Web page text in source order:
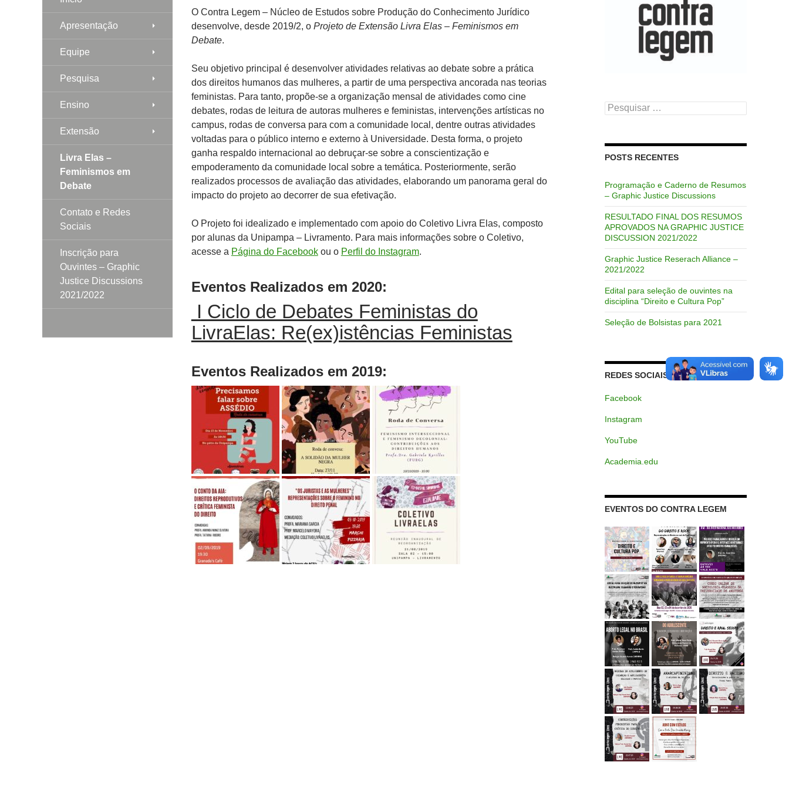
O Contra Legem – Núcleo de Estudos sobre Produção do Conhecimento Jurídico
desenvolve, desde 2019/2, o Projeto de Extensão Livra Elas – Feminismos em
Debate.
Seu objetivo principal é desenvolver atividades relativas ao debate sobre a prática
dos direitos humanos das mulheres, a partir de uma perspectiva ancorada nas teorias
feministas. Para tanto, propõe-se a organização mensal de atividades como cine
debates, rodas de leitura de autoras mulheres e feministas, intervenções artísticas no
campus, rodas de conversa para com a comunidade local, dentre outras atividades
voltadas para o público interno e externo à Universidade. Desta forma, o projeto
ganha respaldo internacional ao debruçar-se sobre a conscientização e
empoderamento da comunidade local sobre a temática. Posteriormente, serão
realizados processos de avaliação das atividades, elaborando um panorama geral do
impacto do projeto ao decorrer de sua efetivação.
O Projeto foi idealizado e implementado com apoio do Coletivo Livra Elas, composto
por alunas da Unipampa – Livramento. Para mais informações sobre o Coletivo,
acesse a Página do Facebookou o Perfil do Instagram.
Eventos Realizados em 2020:
I Ciclo de Debates Feministas do
LivraElas: Re(ex)istências Feministas
Eventos Realizados em 2019:
Pesquisar
por:
POSTS RECENTES
Programação e Caderno de Resumos
– Graphic Justice Discussions
RESULTADO FINAL DOS RESUMOS
APROVADOS NA GRAPHIC JUSTICE
DISCUSSION 2021/2022
Graphic Justice Reserach Alliance –
2021/2022
Edital para seleção de ouvintes na
disciplina “Direito e Cultura Pop”
Seleção de Bolsistas para 2021
REDES SOCIAIS
Facebook
Instagram
YouTube
Academia.edu
EVENTOS DO CONTRA LEGEM
Apresentação
Equipe
Pesquisa
Ensino
Extensão
Livra Elas –
Feminismos em
Debate
Contato e Redes
Sociais
Inscrição para
Ouvintes – Graphic
Justice Discussions
2021/2022